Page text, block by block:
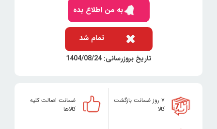
به من اطلاع بده
تمام شد
تاریخ بروزرسانی: 1404/08/24
۷ روز ضمانت بازگشت
کالا
ضمانت اصالت کلیه
کالاها